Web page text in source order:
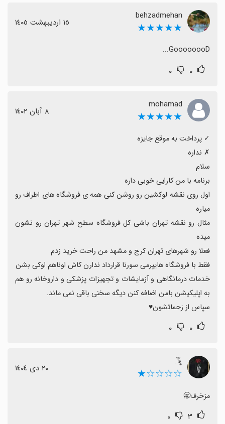
behzadmehan
★★★★★ ١٥ اردیبهشت ١٤٠٥
GoooooooD...
۰ ۰
mohamad
★★★★★ ٨ آبان ١٤٠٢
سپاس از زحماتشون♥️
۰ ۰
.ৡึ.
☆☆☆☆★ ٢٠ دی ١٤٠٤
مزخرف🥱
۳ ۰